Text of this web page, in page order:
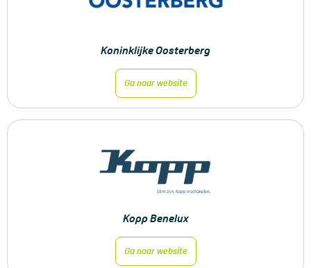
Koninklijke Oosterberg
Ga naar website
Kopp Benelux
Ga naar website